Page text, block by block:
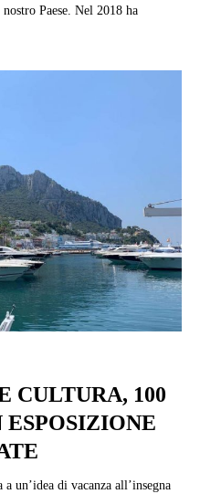
Paese. Nel 2018 ha
CULTURA, 100
un’idea di vacanza all’insegna